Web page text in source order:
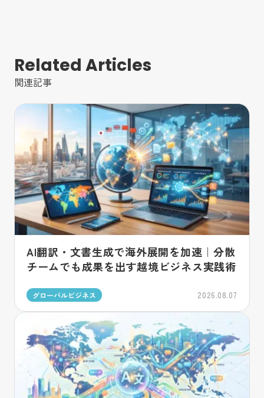
Related Articles
関連記事
AI翻訳・文書生成で海外展開を加速｜分散
チームでも成果を出す越境ビジネス実践術
グローバルビジネス 2026.08.07